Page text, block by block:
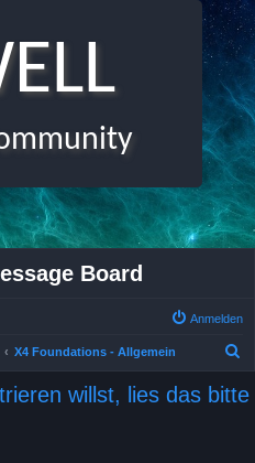
Board
Anmelden
X4 Foundations - Allgemein
c
willst, lies das bitte